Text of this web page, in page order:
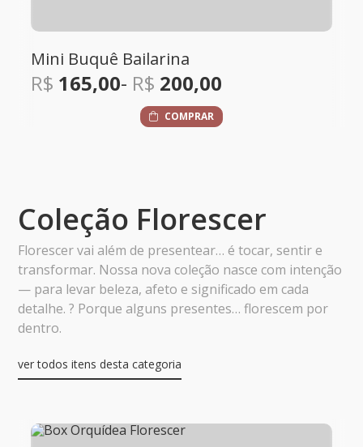
Mimo Bailarina
R$235,00
Coleção Florescer
Florescer vai além de presentear… é tocar, sentir e
transformar. Nossa nova coleção nasce com intenção
— para levar beleza, afeto e significado em cada
detalhe. ? Porque alguns presentes… florescem por
dentro.
ver todos itens desta categoria